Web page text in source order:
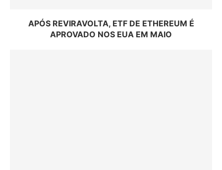
APÓS REVIRAVOLTA, ETF DE ETHEREUM É
APROVADO NOS EUA EM MAIO